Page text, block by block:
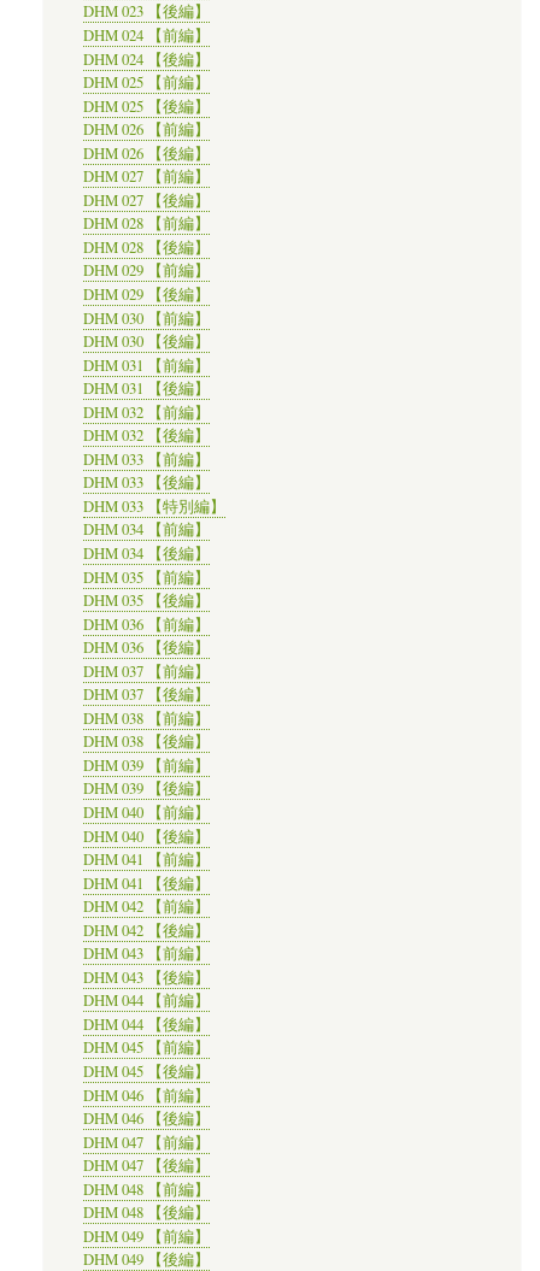
DHM 023 【後編】
DHM 024 【前編】
DHM 024 【後編】
DHM 025 【前編】
DHM 025 【後編】
DHM 026 【前編】
DHM 026 【後編】
DHM 027 【前編】
DHM 027 【後編】
DHM 028 【前編】
DHM 028 【後編】
DHM 029 【前編】
DHM 029 【後編】
DHM 030 【前編】
DHM 030 【後編】
DHM 031 【前編】
DHM 031 【後編】
DHM 032 【前編】
DHM 032 【後編】
DHM 033 【前編】
DHM 033 【後編】
DHM 033 【特別編】
DHM 034 【前編】
DHM 034 【後編】
DHM 035 【前編】
DHM 035 【後編】
DHM 036 【前編】
DHM 036 【後編】
DHM 037 【前編】
DHM 037 【後編】
DHM 038 【前編】
DHM 038 【後編】
DHM 039 【前編】
DHM 039 【後編】
DHM 040 【前編】
DHM 040 【後編】
DHM 041 【前編】
DHM 041 【後編】
DHM 042 【前編】
DHM 042 【後編】
DHM 043 【前編】
DHM 043 【後編】
DHM 044 【前編】
DHM 044 【後編】
DHM 045 【前編】
DHM 045 【後編】
DHM 046 【前編】
DHM 046 【後編】
DHM 047 【前編】
DHM 047 【後編】
DHM 048 【前編】
DHM 048 【後編】
DHM 049 【前編】
DHM 049 【後編】